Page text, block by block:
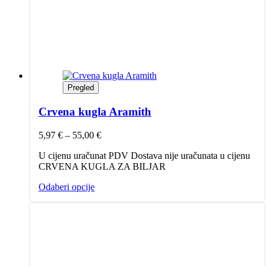
Pregled
Crvena kugla Aramith
5,97 € – 55,00 €Raspon
od
5,97 €
U cijenu uračunat PDV Dostava nije uračunata u cijenu
CRVENA KUGLA ZA BILJAR
Odaberi opcijeOvaj